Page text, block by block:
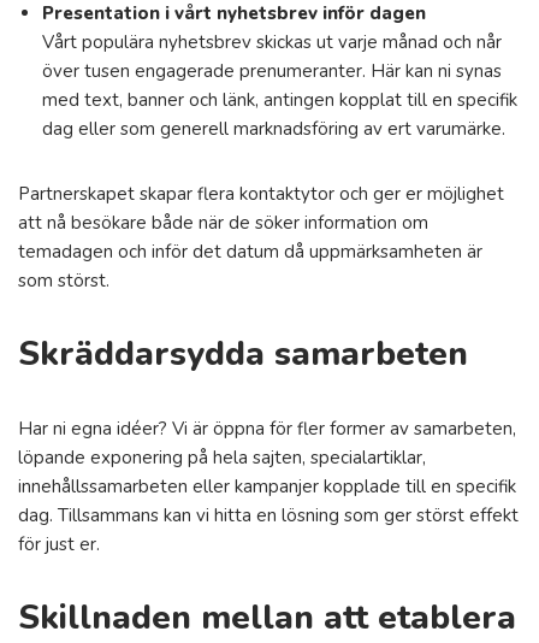
Presentation i vårt nyhetsbrev inför dagen
Vårt populära nyhetsbrev skickas ut varje månad och når
över tusen engagerade prenumeranter. Här kan ni synas
med text, banner och länk, antingen kopplat till en specifik
dag eller som generell marknadsföring av ert varumärke.
Partnerskapet skapar flera kontaktytor och ger er möjlighet
att nå besökare både när de söker information om
temadagen och inför det datum då uppmärksamheten är
som störst.
Skräddarsydda samarbeten
Har ni egna idéer? Vi är öppna för fler former av samarbeten,
löpande exponering på hela sajten, specialartiklar,
innehållssamarbeten eller kampanjer kopplade till en specifik
dag. Tillsammans kan vi hitta en lösning som ger störst effekt
för just er.
Skillnaden mellan att etablera